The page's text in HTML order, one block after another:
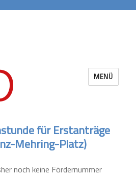
MENÜ
für Erstanträge
Mehring-Platz)
noch keine Fördernummer